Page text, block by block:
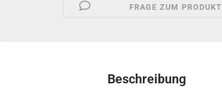
FRAGE ZUM PRODUKT
Beschreibung